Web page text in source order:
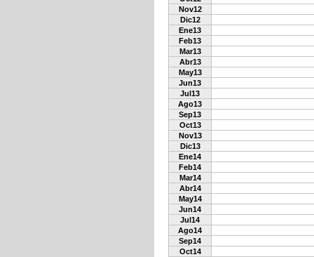
Nov12
Dic12
Ene13
Feb13
Mar13
Abr13
May13
Jun13
Jul13
Ago13
Sep13
Oct13
Nov13
Dic13
Ene14
Feb14
Mar14
Abr14
May14
Jun14
Jul14
Ago14
Sep14
Oct14